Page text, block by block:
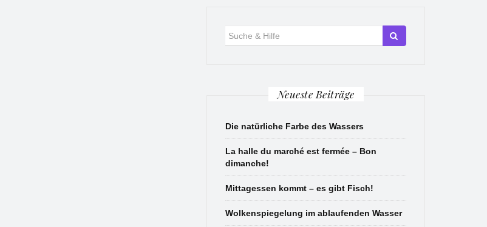
Neueste Beiträge
Die natürliche Farbe des Wassers
La halle du marché est fermée – Bon
dimanche!
Mittagessen kommt – es gibt Fisch!
Wolkenspiegelung im ablaufenden Wasser